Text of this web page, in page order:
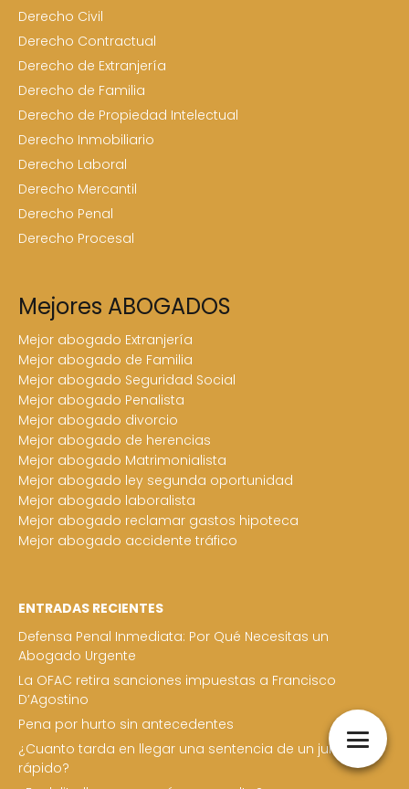
Derecho Civil
Derecho Contractual
Derecho de Extranjería
Derecho de Familia
Derecho de Propiedad Intelectual
Derecho Inmobiliario
Derecho Laboral
Derecho Mercantil
Derecho Penal
Derecho Procesal
Mejores ABOGADOS
Mejor abogado Extranjería
Mejor abogado de Familia
Mejor abogado Seguridad Social
Mejor abogado Penalista
Mejor abogado divorcio
Mejor abogado de herencias
Mejor abogado Matrimonialista
Mejor abogado ley segunda oportunidad
Mejor abogado laboralista
Mejor abogado reclamar gastos hipoteca
Mejor abogado accidente tráfico
ENTRADAS RECIENTES
Defensa Penal Inmediata: Por Qué Necesitas un
Abogado Urgente
La OFAC retira sanciones impuestas a Francisco
D’Agostino
Pena por hurto sin antecedentes
¿Cuanto tarda en llegar una sentencia de un juicio
rápido?